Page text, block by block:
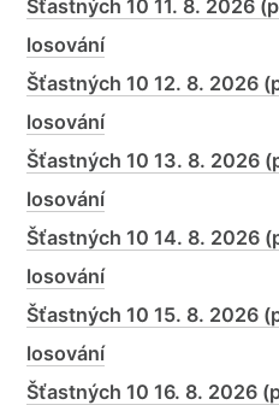
Šťastných 10 11. 8. 2026
losování
Šťastných 10 12. 8. 2026
losování
Šťastných 10 13. 8. 2026
losování
Šťastných 10 14. 8. 2026
losování
Šťastných 10 15. 8. 2026
losování
Šťastných 10 16. 8. 2026